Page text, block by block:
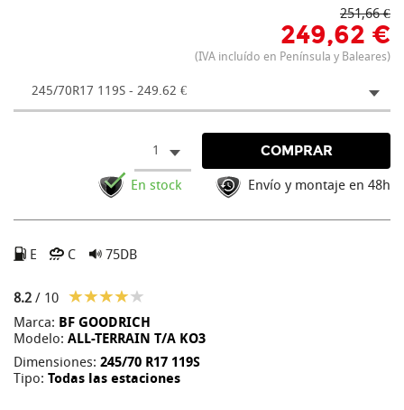
251,66 €
249,62 €
(IVA incluído en Península y Baleares)
245/70R17 119S - 249.62 €
1 COMPRAR
En stock Envío y montaje en 48h
E C 75DB
8.2 / 10
Marca: BF GOODRICH
Modelo: ALL-TERRAIN T/A KO3
Dimensiones: 245/70 R17 119S
Tipo: Todas las estaciones